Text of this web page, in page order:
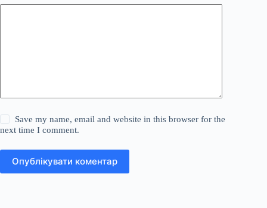
Save my name, email and website in this browser for the
next time I comment.
Опублікувати коментар